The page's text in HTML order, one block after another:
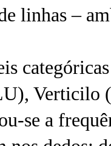
linhas –
Verticilo
se a